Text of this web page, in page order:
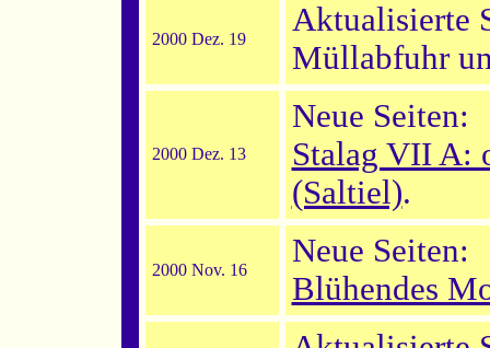
2000 Dez. 19
Aktualisierte
Müllabfuhr
2000 Dez. 13
Neue Seiten:
Stalag VII A:
(Saltiel).
2000 Nov. 16
Neue Seiten:
Blühendes